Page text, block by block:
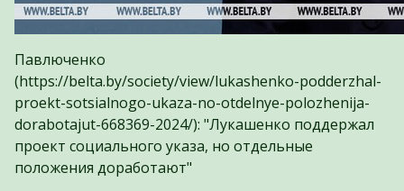
Павлюченко
(https://belta.by/society/view/lukashenko-podderzhal-
proekt-sotsialnogo-ukaza-no-otdelnye-polozhenija-
dorabotajut-668369-2024/): "Лукашенко поддержал
проект социального указа, но отдельные
положения доработают"